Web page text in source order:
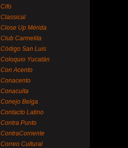
Cifo
Classical
Close Up Mérida
Club Carmelita
Código San Luis
Coloquio Yucatán
Con Acento
Conacento
Conaculta
Conejo Belga
Contacto Latino
Contra Punto
ContraCorriente
Correo Cultural